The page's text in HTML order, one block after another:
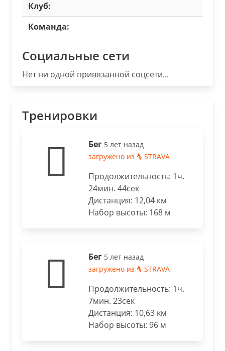
Клуб:
Команда:
Социальные сети
Нет ни одной привязанной соцсети...
Тренировки
Бег 5 лет назад
загружено из
STRAVA
Продолжительность: 1ч.
24мин. 44сек
Дистанция: 12,04 км
Набор высоты: 168 м
Бег 5 лет назад
загружено из
STRAVA
Продолжительность: 1ч.
7мин. 23сек
Дистанция: 10,63 км
Набор высоты: 96 м